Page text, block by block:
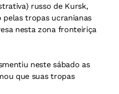
russo de Kursk,
tropas ucranianas
nesta zona fronteiriça
neste sábado as
que suas tropas